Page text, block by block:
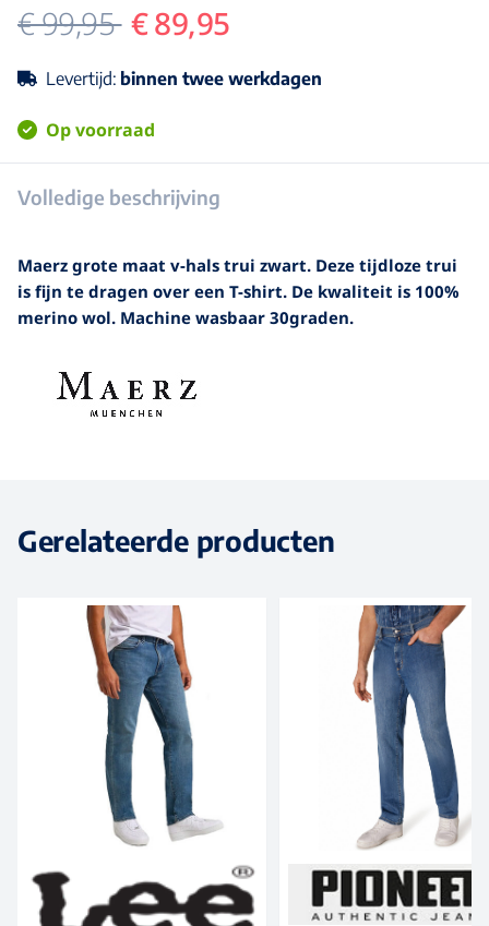
€ 99,95 € 89,95
Levertijd: binnen twee werkdagen
Op voorraad
Volledige beschrijving
Maerz grote maat v-hals trui zwart. Deze tijdloze trui
is fijn te dragen over een T-shirt. De kwaliteit is 100%
merino wol. Machine wasbaar 30graden.
Gerelateerde producten